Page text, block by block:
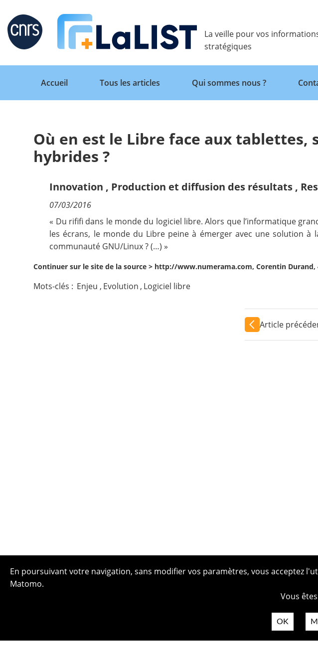
Retour
Accueil
Qui sommes nous ?
Nous suivre
La veille pour vos
stratégiques
Retour
Accueil
Tous les articles Qui sommes nous ?
Où en est le Libre face aux tablettes,
hybrides ?
Innovation , Production et diffusion des résultats ,
07/03/2016
« Du rififi dans le monde du logiciel libre. Alors que l’informatique
les écrans, le monde du Libre peine à émerger avec une solution à
communauté GNU/Linux ? (…) »
Continuer sur le site de la source > http://www.numerama.com, Corentin Durand,
Mots-clés : Enjeu , Evolution , Logiciel libre
Article
En poursuivant votre navigation, sans modifier vos paramètres, vous acceptez
Matomo.
Vous
OK